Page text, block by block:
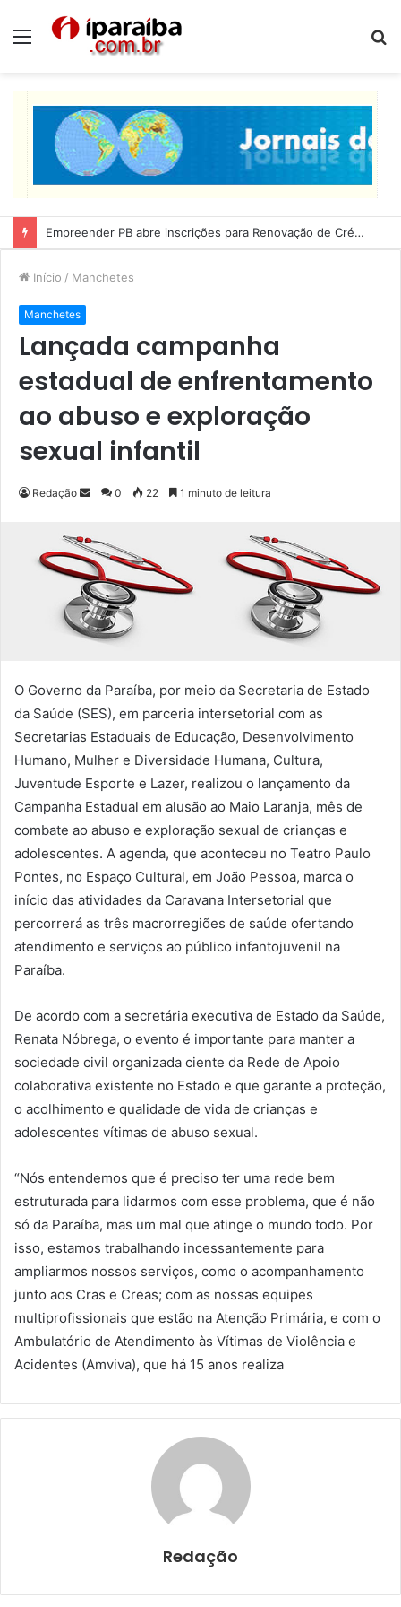
Menu
Lucas Ribeiro inspeciona obras da última etapa do Centro de Convenções
Início / Manchetes
Manchetes
Lançada campanha
estadual de enfrentamento
ao abuso e exploração
sexual infantil
Redação
d
e
u
m
e
m
a
i
0 22 1 minuto de leitura
O Governo da Paraíba, por meio da Secretaria de Estado
da Saúde (SES), em parceria intersetorial com as
Secretarias Estaduais de Educação, Desenvolvimento
Humano, Mulher e Diversidade Humana, Cultura,
Juventude Esporte e Lazer, realizou o lançamento da
Campanha Estadual em alusão ao Maio Laranja, mês de
combate ao abuso e exploração sexual de crianças e
adolescentes. A agenda, que aconteceu no Teatro Paulo
Pontes, no Espaço Cultural, em João Pessoa, marca o
início das atividades da Caravana Intersetorial que
percorrerá as três macrorregiões de saúde ofertando
atendimento e serviços ao público infantojuvenil na
Paraíba.
De acordo com a secretária executiva de Estado da Saúde,
Renata Nóbrega, o evento é importante para manter a
sociedade civil organizada ciente da Rede de Apoio
colaborativa existente no Estado e que garante a proteção,
o acolhimento e qualidade de vida de crianças e
adolescentes vítimas de abuso sexual.
“Nós entendemos que é preciso ter uma rede bem
estruturada para lidarmos com esse problema, que é não
só da Paraíba, mas um mal que atinge o mundo todo. Por
isso, estamos trabalhando incessantemente para
ampliarmos nossos serviços, como o acompanhamento
junto aos Cras e Creas; com as nossas equipes
multiprofissionais que estão na Atenção Primária, e com o
Ambulatório de Atendimento às Vítimas de Violência e
Acidentes (Amviva), que há 15 anos realiza
Redação